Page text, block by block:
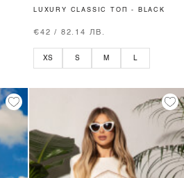
LUXURY CLASSIC ТОП - BLACK
€42 / 82.14 ЛВ.
XS S M L